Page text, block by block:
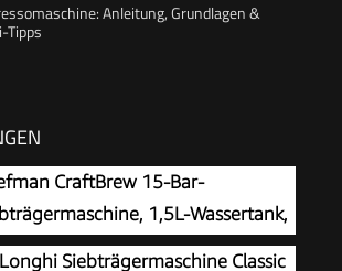
Anleitung, Grundlagen &
Tipps
CraftBrew 15-Bar-
1,5L-Wassertank,
Siebträgermaschine Classic